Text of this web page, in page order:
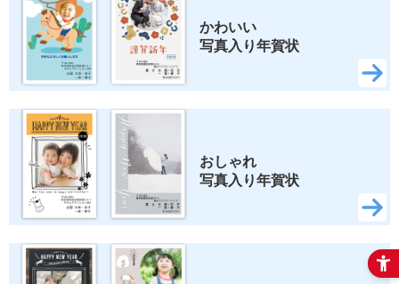
かわいい
写真入り年賀状
おしゃれ
写真入り年賀状